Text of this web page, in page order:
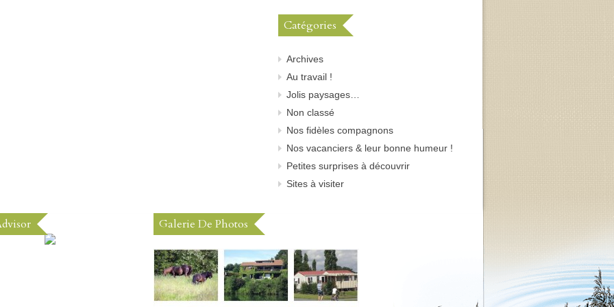
Catégories
Archives
Au travail !
Jolis paysages…
Non classé
Nos fidèles compagnons
Nos vacanciers & leur bonne humeur !
Petites surprises à découvrir
Sites à visiter
Galerie De Photos